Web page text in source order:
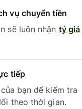
vụ chuyển tiền
sẽ luôn nhận tỷ giá
tiếp
bạn để kiểm tra
theo thời gian.